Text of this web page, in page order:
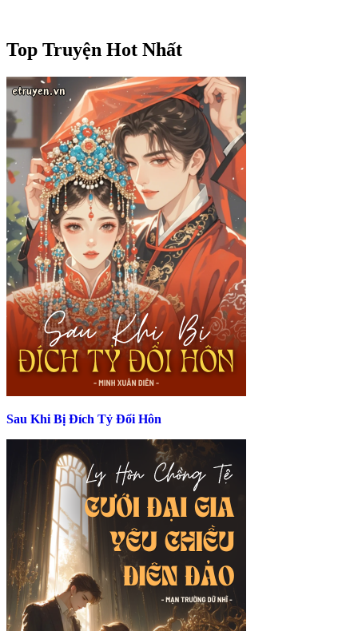
Top Truyện Hot Nhất
Sau Khi Bị Đích Tỷ Đổi Hôn